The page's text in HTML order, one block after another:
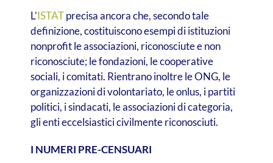
L’ISTATprecisa ancora che, secondo tale
definizione, costituiscono esempi di istituzioni
nonprofit le associazioni, riconosciute e non
riconosciute; le fondazioni, le cooperative
sociali, i comitati. Rientrano inoltre le ONG, le
organizzazioni di volontariato, le onlus, i partiti
politici, i sindacati, le associazioni di categoria,
gli enti eccelsiastici civilmente riconosciuti.
I NUMERI PRE-CENSUARI